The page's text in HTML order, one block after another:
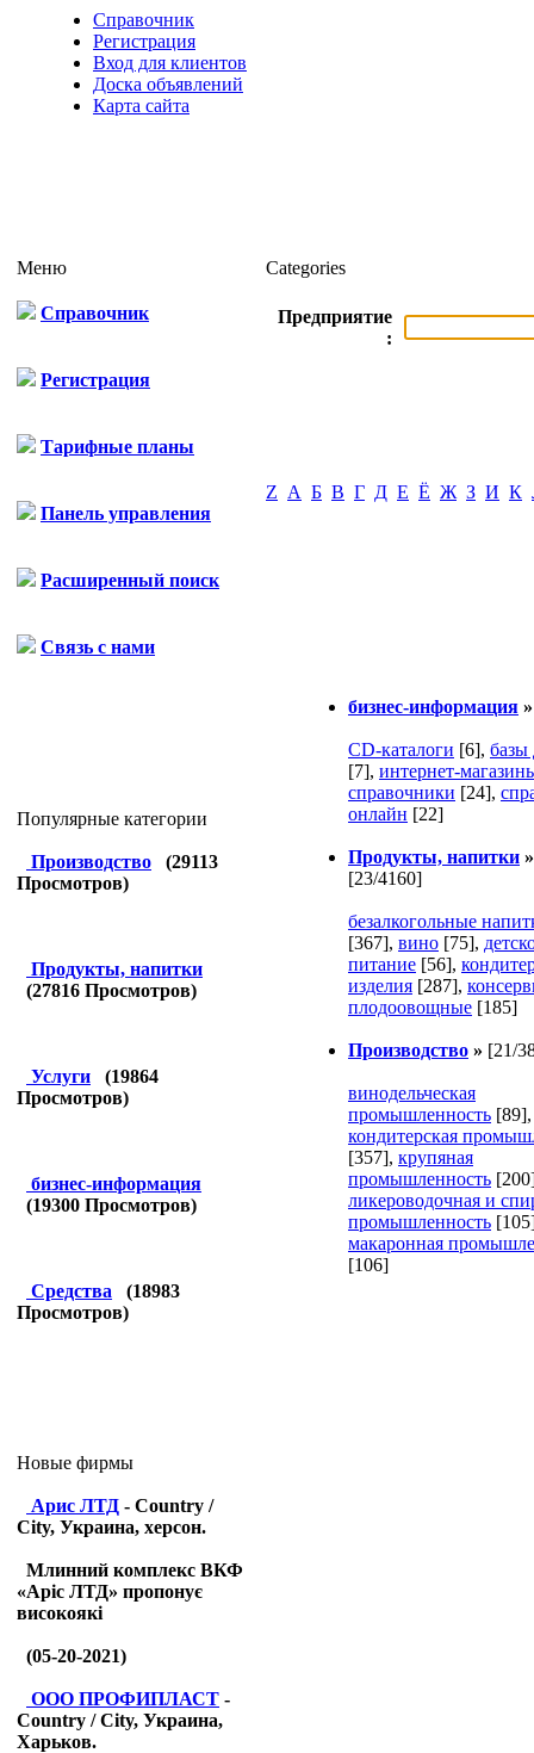
Справочник
Регистрация
Вход для клиентов
Доска объявлений
Карта сайта
Меню
Справочник
Регистрация
Тарифные планы
Панель управления
Расширенный поиск
Связь с нами
Популярные категории
Производство (29113
Просмотров)
Продукты, напитки
(27816 Просмотров)
Услуги (19864
Просмотров)
бизнес-информация
(19300 Просмотров)
Средства (18983
Просмотров)
Новые фирмы
Арис ЛТД - Country /
City, Украина, херсон.
Млинний комплекс ВКФ
«Аріс ЛТД» пропонує
високоякі
(05-20-2021)
ООО ПРОФИПЛАСТ -
Country / City, Украина,
Харьков.
Categories
Предприятие
:
Z А Б В Г Д Е Ё Ж З И К
бизнес-информация
CD-каталоги [6], базы
[7], интернет-
справочники [24],
онлайн [22]
Продукты, напитки »
[23/4160]
безалкогольные
[367], вино [75],
питание [56],
изделия [287],
плодоовощные [185]
Производство » [21/
винодельческая
промышленность [89],
кондитерская
[357], крупяная
промышленность
ликероводочная и
промышленность
макаронная
[106]